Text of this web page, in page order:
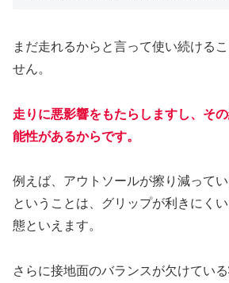
まだ走れるからと言って使い続ける
せん。
走りに悪影響をもたらしますし、そ
能性があるからです。
例えば、アウトソールが擦り減って
ということは、グリップが利きにく
態といえます。
さらに接地面のバランスが欠けてい